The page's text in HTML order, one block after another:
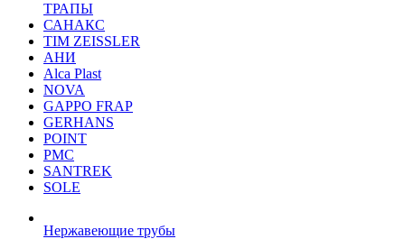
ТРАПЫ
САНАКС
TIM ZEISSLER
АНИ
Alca Plast
NOVA
GAPPO FRAP
GERHANS
POINT
РМС
SANTREK
SOLE
Нержавеющие трубы